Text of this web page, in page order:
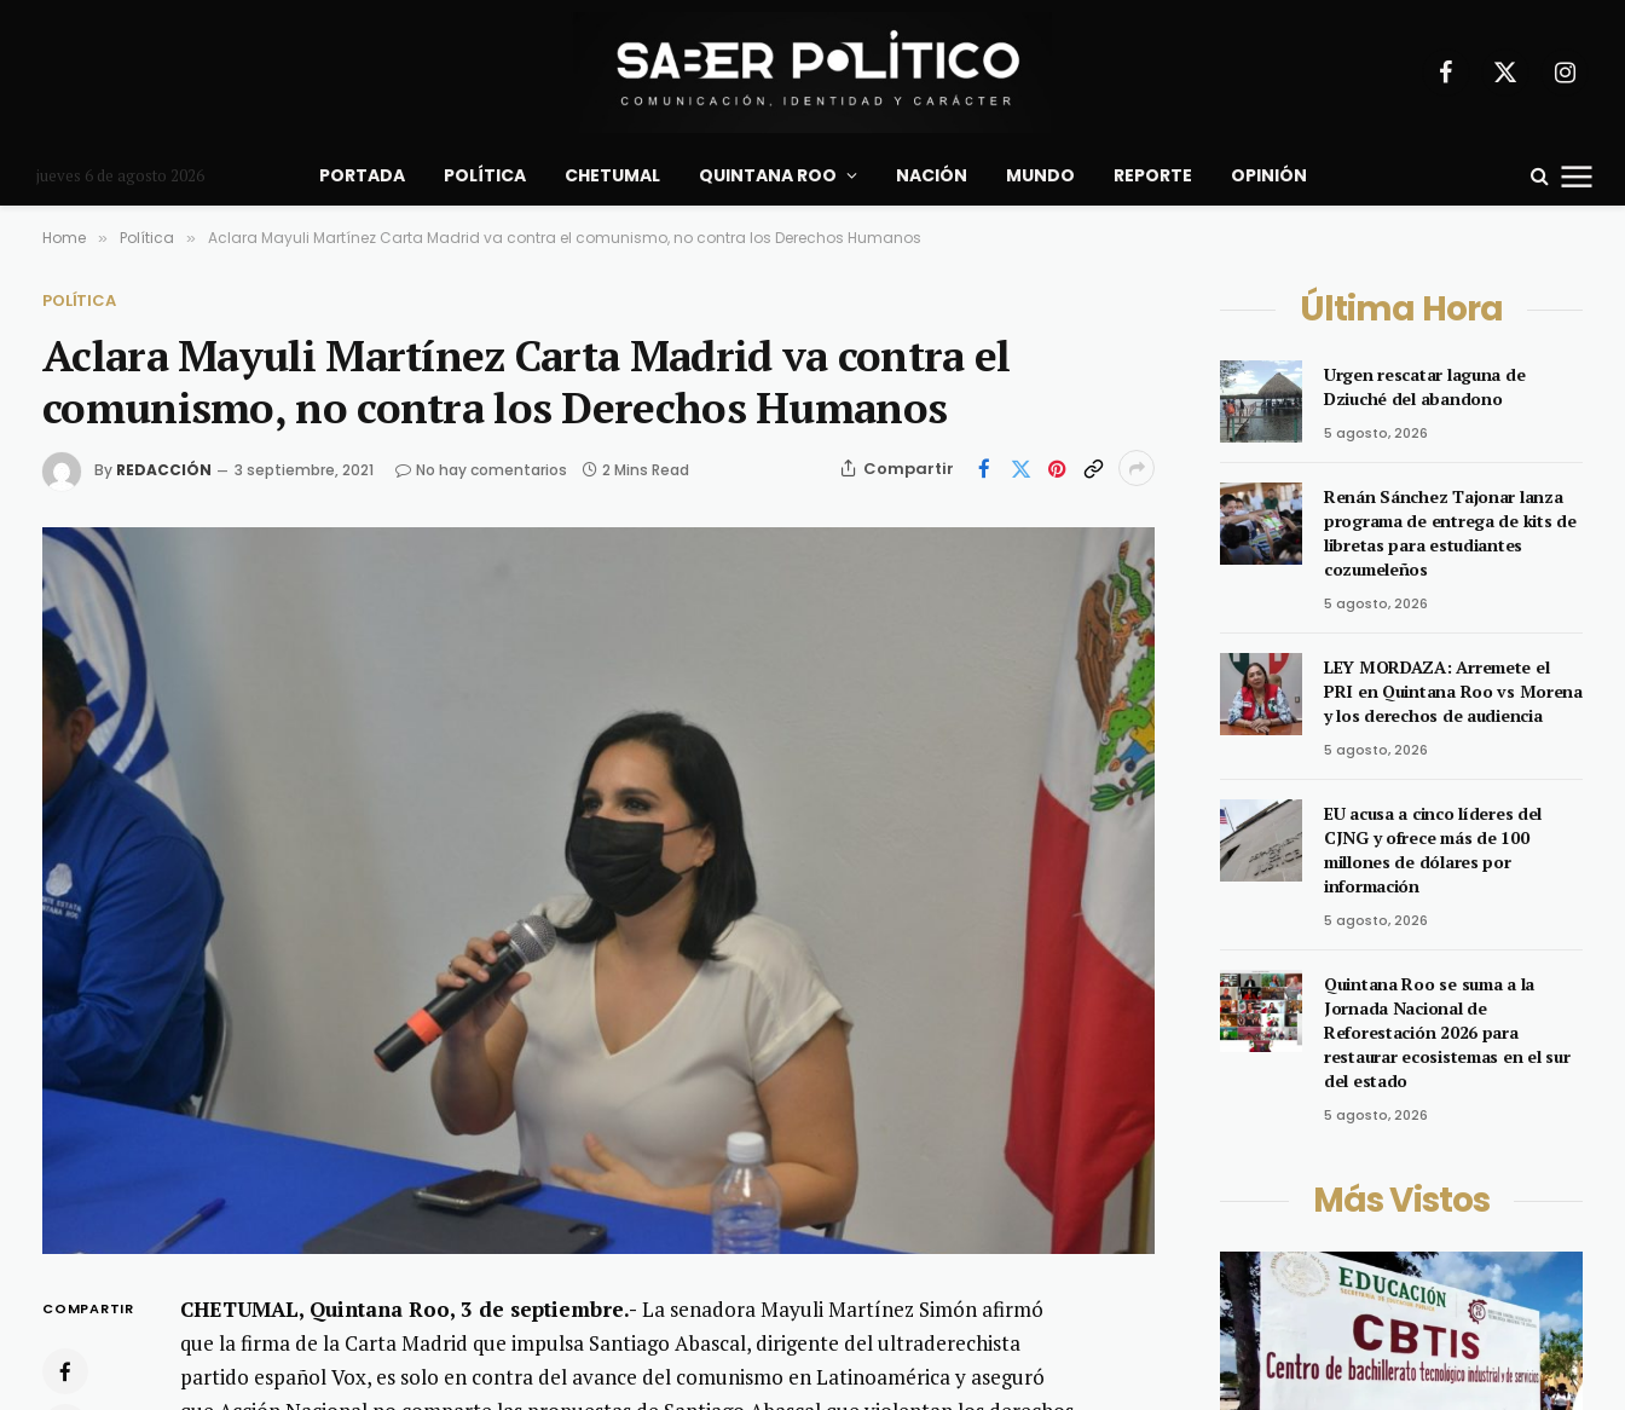
Facebook
X
jueves 6 de agosto 2026 PORTADA POLÍTICA CHETUMAL QUINTANA ROO NACIÓN MUNDO REPORTE OPINIÓN
Home » Política » Aclara Mayuli Martínez Carta Madrid va contra el comunismo, no contra los Derechos Humanos
POLÍTICA
Aclara Mayuli Martínez Carta Madrid va contra el
comunismo, no contra los Derechos Humanos
By REDACCIÓN 3 septiembre, 2021 No hay comentarios 2 Mins Read Compartir
COMPARTIR CHETUMAL, Quintana Roo, 3 de septiembre.- La senadora Mayuli Martínez Simón afirmó
que la firma de la Carta Madrid que impulsa Santiago Abascal, dirigente del ultraderechista
partido español Vox, es solo en contra del avance del comunismo en Latinoamérica y aseguró
Última Hora
Urgen rescatar laguna de
Dziuché del abandono
5 agosto, 2026
Renán Sánchez Tajonar lanza
programa de entrega de kits de
libretas para estudiantes
cozumeleños
5 agosto, 2026
LEY MORDAZA: Arremete el
PRI en Quintana Roo vs Morena
y los derechos de audiencia
5 agosto, 2026
EU acusa a cinco líderes del
CJNG y ofrece más de 100
millones de dólares por
información
5 agosto, 2026
Quintana Roo se suma a la
Jornada Nacional de
Reforestación 2026 para
restaurar ecosistemas en el sur
del estado
5 agosto, 2026
Más Vistos